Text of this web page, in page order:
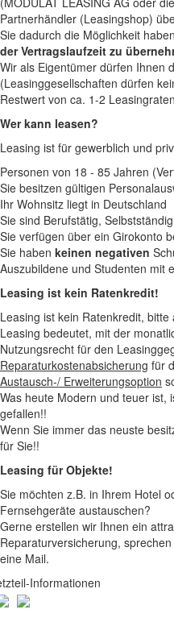
Partnerhändler (Leasingshop)
Sie dadurch die Möglichkeit
der Vertragslaufzeit zu
Wir als Eigentümer dürfen Ihnen
(Leasinggesellschaften dürfen
Restwert von ca. 1-2
Wer kann leasen?
Leasing ist für gewerblich und
Personen von 18 - 85 Jahren
Sie besitzen gültigen
Ihr Wohnsitz liegt in Deutschland
Sie sind Berufstätig,
Sie verfügen über ein Girokonto
Sie haben keinen negativen
Auszubildene und Studenten mit
Leasing ist kein Ratenkredit!
Leasing ist kein Ratenkredit,
Leasing bedeutet, mit der
Nutzungsrecht für den
Reparaturkostenabsicherung für
Austausch-/ Erweiterungsoption
Was heute Modern und teuer ist,
gefallen!!
Wenn Sie immer das neuste
für Sie!!
Leasing für Objekte!
Sie möchten z.B. in Ihrem Hotel
Fernsehgeräte austauschen?
Gerne erstellen wir Ihnen ein
Reparaturversicherung,
eine Mail.
Informationen